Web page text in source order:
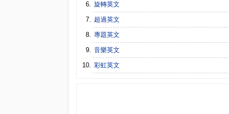
旋轉英文
超過英文
專題英文
音樂英文
彩虹英文